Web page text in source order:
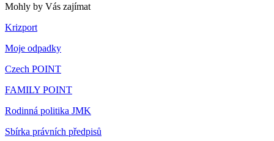
Mohly by Vás zajímat
Krizport
Moje odpadky
Czech POINT
FAMILY POINT
Rodinná politika JMK
Sbírka právních předpisů